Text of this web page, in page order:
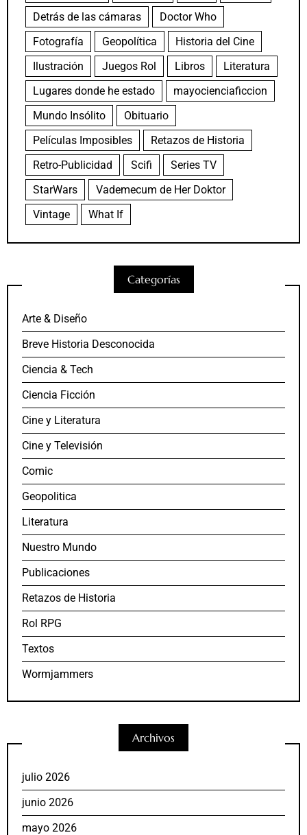
Detrás de las cámaras
Doctor Who
Fotografía
Geopolítica
Historia del Cine
Ilustración
Juegos Rol Libros
Literatura
Lugares donde he estado
mayocienciaficcion
Mundo Insólito
Obituario
Películas Imposibles
Retazos de Historia
Retro-Publicidad
Scifi
Series TV
StarWars
Vademecum de Her Doktor
Vintage
What If
Categorías
Arte & Diseño
Breve Historia Desconocida
Ciencia & Tech
Ciencia Ficción
Cine y Literatura
Cine y Televisión
Comic
Geopolitica
Literatura
Nuestro Mundo
Publicaciones
Retazos de Historia
Rol RPG
Textos
Wormjammers
Archivos
julio 2026
junio 2026
mayo 2026